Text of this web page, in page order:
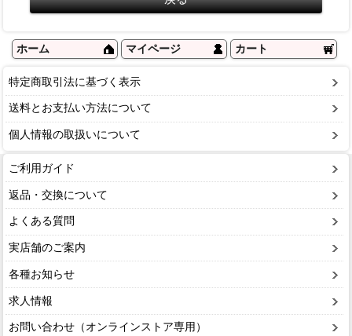
ホーム マイページ カート
特定商取引法に基づく表示
送料とお支払い方法について
個人情報の取扱いについて
ご利用ガイド
返品・交換について
よくある質問
実店舗のご案内
各種お知らせ
求人情報
お問い合わせ（オンラインストア専用）